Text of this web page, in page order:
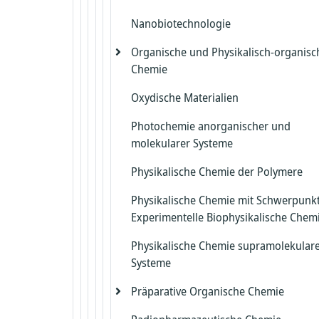
Romanische Sprachwissenschaft
Theoretische Physik II.1
Theoretische Physik II.2
Nanobiotechnologie
Organische und Physikalisch-
Chemie
Nachwuchsgruppe Dr. Dandan Gao
Oxydische Materialien
Photochemie anorganischer und
molekularer Systeme
Physikalische Chemie der Polymere
Physikalische Chemie mit
Experimentelle Biophysikalische
Physikalische Chemie
Systeme
Präparative Organische Chemie